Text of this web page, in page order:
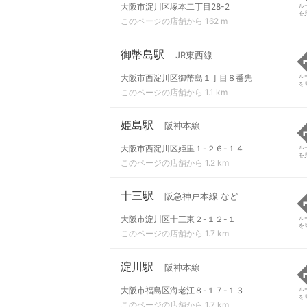
大阪市淀川区塚本二丁目28-2
このページの店舗から 162 m
ル
を
御幣島駅 JR東西線
大阪市西淀川区御幣島１丁目８番先
このページの店舗から 1.1 km
ル
を
姫島駅 阪神本線
大阪市西淀川区姫里１-２６-１４
このページの店舗から 1.2 km
ル
を
十三駅 阪急神戸本線 など
大阪市淀川区十三東２-１２-１
このページの店舗から 1.7 km
ル
を
淀川駅 阪神本線
大阪市福島区海老江８-１７-１３
このページの店舗から 1.7 km
ル
を